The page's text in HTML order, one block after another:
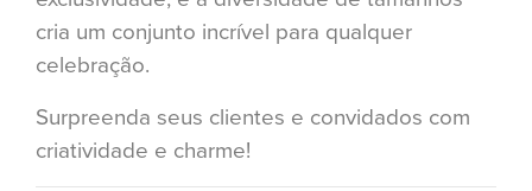
cria um conjunto incrível para qualquer
celebração.
Surpreenda seus clientes e convidados com
criatividade e charme!